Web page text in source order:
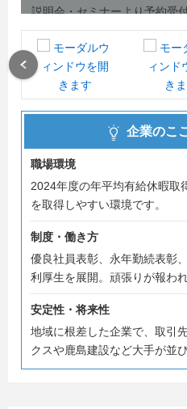
説明会・セミナーより予約受
開催予定での日程が難しい場
で、お気軽にご連絡下さい。
皆様からのエントリー・ご連
＃内々定まで最短2週間
企業のこ
職場環境
2024年度の年平均有給休暇取
を取得しやすい環境です。
制度・働き方
優良社員表彰、永年勤続表彰
利厚生を展開。頑張りが報わ
安定性・将来性
地域に根差した企業で、取引
クスや鹿島建設など大手が並